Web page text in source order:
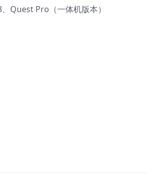
Quest Pro（一体机版本）